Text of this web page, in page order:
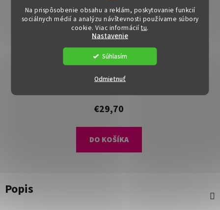
Na prispôsobenie obsahu a reklám, poskytovanie funkcií
sociálnych médií a analýzu návštevnosti používame súbory
cookie. Viac informáciítu.
Nastavenie
Odmietnuť
Súhlasím
Sada poličiek - PONT,
Biela
Dostupné(>15 ks)
€29,70
DO KOŠÍKA
Popis